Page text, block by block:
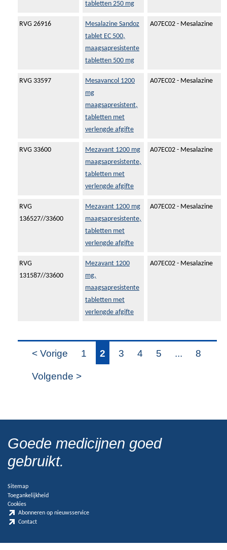
tabletten 250 mg
RVG 26916
Mesalazine Sandoz
tablet EC 500,
maagsapresistente
tabletten 500 mg
A07EC02 - Mesalazine
RVG 33597
Mesavancol 1200
mg
maagsapresistent,
tabletten met
verlengde afgifte
A07EC02 - Mesalazine
RVG 33600
Mezavant 1200 mg
maagsapresistente,
tabletten met
verlengde afgifte
A07EC02 - Mesalazine
RVG
136527//33600
Mezavant 1200 mg
maagsapresistente,
tabletten met
verlengde afgifte
A07EC02 - Mesalazine
RVG
131587//33600
Mezavant 1200
mg,
maagsapresistente
tabletten met
verlengde afgifte
A07EC02 - Mesalazine
< Vorige 1 2 3 4 5 ... 8
Volgende >
Goede medicijnen goed
gebruikt.
Sitemap
Toegankelijkheid
Cookies
Abonneren op nieuwsservice
Contact